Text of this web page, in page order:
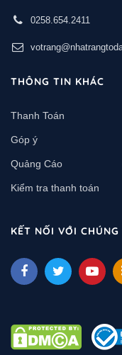
0258.654.2411
THÔNG TIN KHÁC
Thanh Toán
Góp ý
Quảng Cáo
Kiểm tra thanh toán
KẾT NỐI VỚI CHÚNG